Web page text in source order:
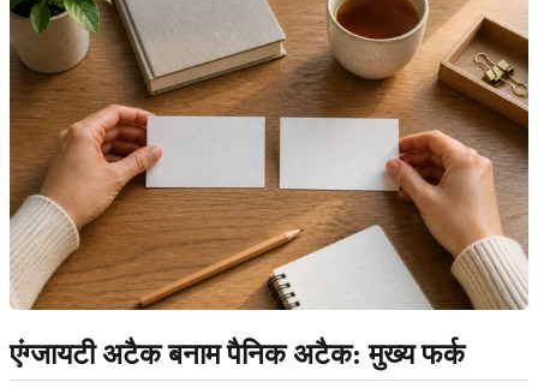
एंग्जायटी अटैक बनाम पैनिक अटैक: मुख्य फर्क